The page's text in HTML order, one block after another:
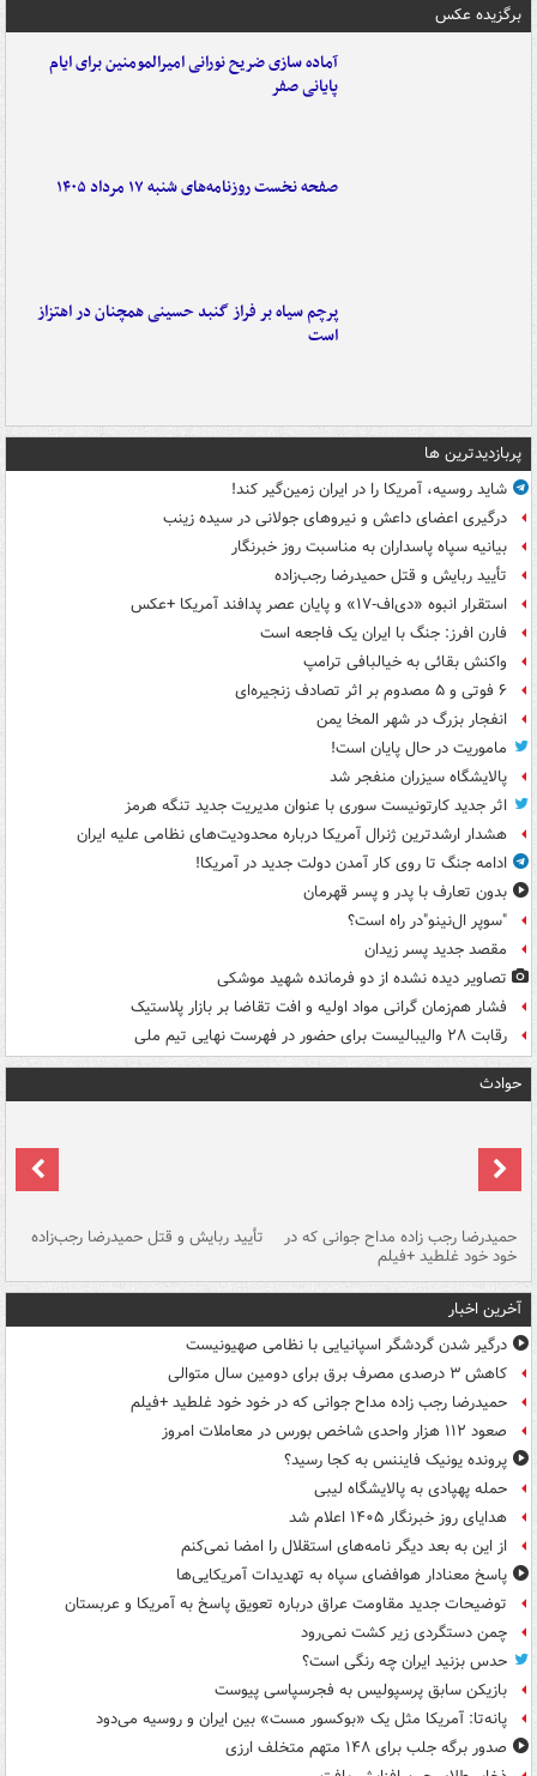
برگزیده عکس
آماده سازی ضریح نورانی امیرالمومنین برای ایام
پایانی صفر
صفحه نخست روزنامه‌های شنبه ۱۷ مرداد ۱۴۰۵
پرچم سیاه بر فراز گنبد حسینی همچنان در اهتزاز
است
پربازدیدترین ها
شاید روسیه، آمریکا را در ایران زمین‌گیر کند!
درگیری اعضای داعش و نیروهای جولانی در سیده زینب
بیانیه سپاه پاسداران به مناسبت روز خبرنگار
تأیید ربایش و قتل حمیدرضا رجب‌زاده
استقرار انبوه «دی‌اف‑۱۷» و پایان عصر پدافند آمریکا +عکس
فارن افرز: جنگ با ایران یک فاجعه است
واکنش بقائی به خیالبافی ترامپ
۶ فوتی و ۵ مصدوم بر اثر تصادف زنجیره‌ای
انفجار بزرگ در شهر المخا یمن
ماموریت در حال پایان است!
پالایشگاه سیزران منفجر شد
اثر جدید کارتونیست سوری با عنوان مدیریت جدید تنگه هرمز
هشدار ارشدترین ژنرال آمریکا درباره محدودیت‌های نظامی علیه ایران
ادامه جنگ تا روی کار آمدن دولت جدید در آمریکا!
بدون تعارف با پدر و پسر قهرمان
"سوپر ال‌نینو"در راه است؟
مقصد جدید پسر زیدان
تصاویر دیده‌ نشده از دو فرمانده شهید موشکی
فشار هم‌زمان گرانی مواد اولیه و افت تقاضا بر بازار پلاستیک
رقابت ۲۸ والیبالیست برای حضور در فهرست نهایی تیم ملی
حوادث
حمیدرضا رجب زاده مداح جوانی که در
خود خود غلطید +فیلم
تأیید ربایش و قتل حمیدرضا رجب‌زاده
آخرین اخبار
درگیر شدن گردشگر اسپانیایی با نظامی صهیونیست
کاهش ۳ درصدی مصرف برق برای دومین سال متوالی
حمیدرضا رجب زاده مداح جوانی که در خود خود غلطید +فیلم
صعود ۱۱۲ هزار واحدی شاخص بورس در معاملات امروز
پرونده یونیک فایننس به کجا رسید؟
حمله پهپادی به پالایشگاه لیبی
هدایای روز خبرنگار ۱۴۰۵ اعلام شد
از این به بعد دیگر نامه‌های استقلال را امضا نمی‌کنم
پاسخ معنادار هوافضای سپاه به تهدیدات آمریکایی‌ها
توضیحات جدید مقاومت عراق درباره تعویق پاسخ به آمریکا و عربستان
چمن دستگردی زیر کشت نمی‌رود
حدس بزنید ایران چه رنگی است؟
بازیکن سابق پرسپولیس به فجرسپاسی پیوست
پانه‌تا: آمریکا مثل یک «بوکسور مست» بین ایران و روسیه می‌دود
صدور برگه جلب برای ۱۴۸ متهم متخلف ارزی